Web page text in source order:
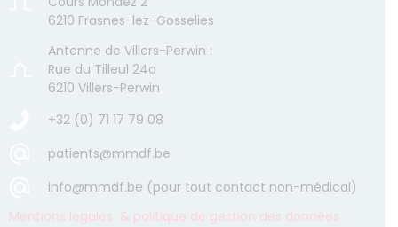
6210 Frasnes-lez-Gosselies
Antenne de Villers-Perwin :
Rue du Tilleul 24a
6210 Villers-Perwin
+32 (0) 71 17 79 08
patients@mmdf.be
info@mmdf.be (pour tout contact non-médical)
Mentions légales & politique de gestion des données